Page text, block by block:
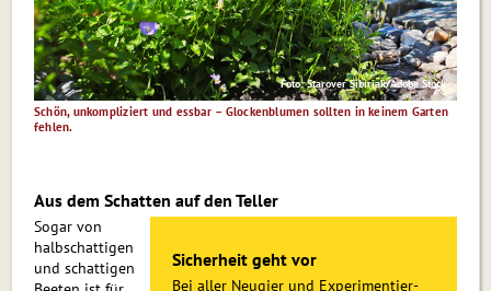
Foto: Starover Sibiriak/Adobe Stock
Schön, unkompliziert und essbar – Glockenblumen sollten in keinem Garten
fehlen.
Aus dem Schatten auf den Teller
Sicherheit geht vor
Bei aller Neugier und Ex­pe­ri­men­tier­
Sogar von
halbschattigen
und schattigen